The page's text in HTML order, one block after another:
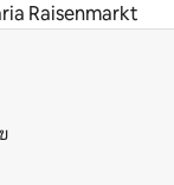
Raisenmarkt